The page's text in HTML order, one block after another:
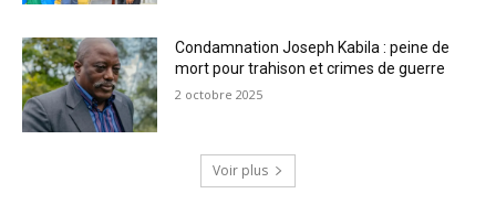
Condamnation Joseph Kabila : peine de
mort pour trahison et crimes de guerre
2 octobre 2025
Voir plus